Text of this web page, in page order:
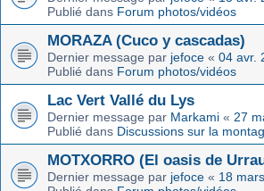
Publié dans Forum photos/vidéos
MORAZA (Cuco y cascadas)
Dernier message par jefoce « 04 avr.
Publié dans Forum photos/vidéos
Lac Vert Vallé du Lys
Dernier message par Markami « 27
Publié dans Discussions sur la
MOTXORRO (El oasis de
Dernier message par jefoce « 18